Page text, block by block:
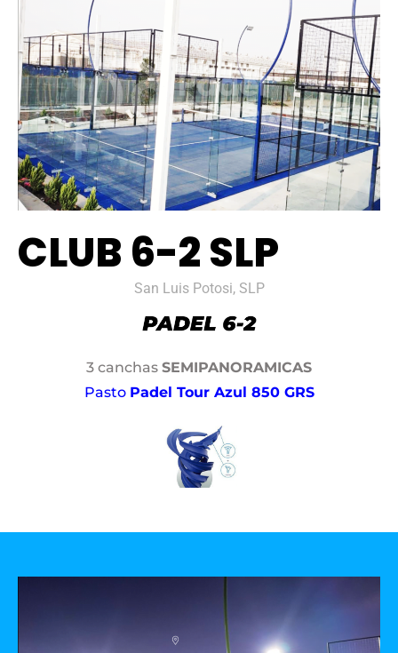
CLUB 6-2 SLP
San Luis Potosi, SLP
3 canchas SEMIPANORAMICAS
Pasto Padel Tour Azul 850 GRS